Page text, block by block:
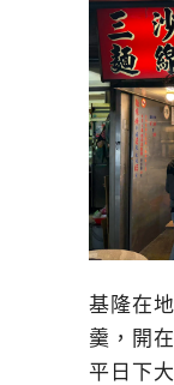
基隆在
羹，開
平日下